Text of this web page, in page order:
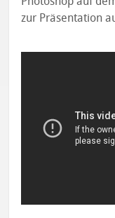
zur Präsentation